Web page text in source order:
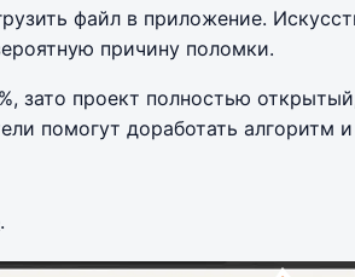
файл в приложение.
причину поломки.
зато проект полностью
помогут доработать алгоритм
.